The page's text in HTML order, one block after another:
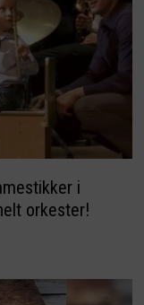
i
orkester!